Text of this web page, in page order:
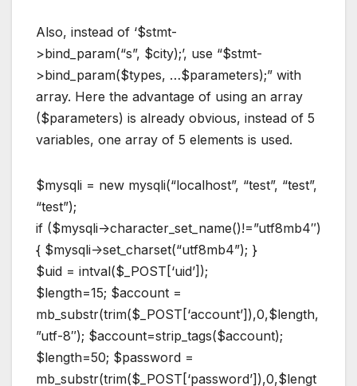
Also, instead of ‘$stmt-
>bind_param(“s”, $city);’, use “$stmt-
>bind_param($types, …$parameters);” with
array. Here the advantage of using an array
($parameters) is already obvious, instead of 5
variables, one array of 5 elements is used.
$mysqli = new mysqli(“localhost”, “test”, “test”,
“test”);
if ($mysqli->character_set_name()!=”utf8mb4″)
{ $mysqli->set_charset(“utf8mb4”); }
$uid = intval($_POST[‘uid’]);
$length=15; $account =
mb_substr(trim($_POST[‘account’]),0,$length,
”utf-8″); $account=strip_tags($account);
$length=50; $password =
mb_substr(trim($_POST[‘password’]),0,$lengt